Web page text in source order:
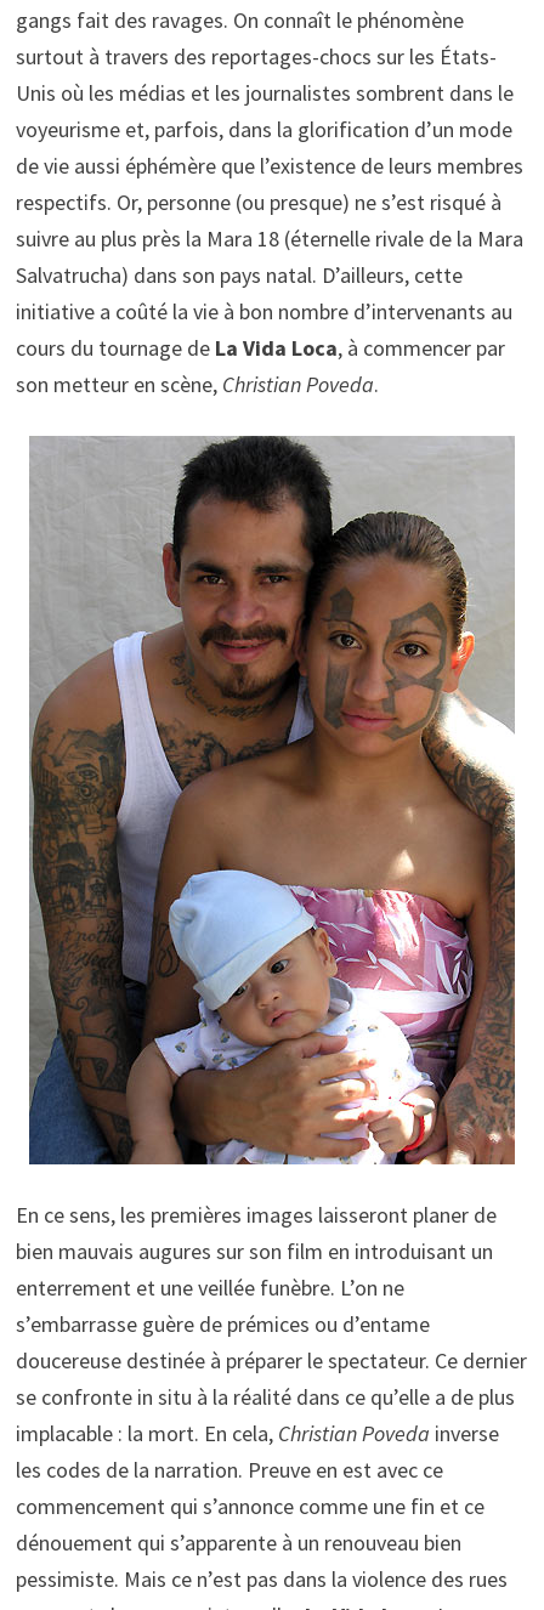
gangs fait des ravages. On connaît le phénomène
surtout à travers des reportages-chocs sur les États-
Unis où les médias et les journalistes sombrent dans le
voyeurisme et, parfois, dans la glorification d’un mode
de vie aussi éphémère que l’existence de leurs membres
respectifs. Or, personne (ou presque) ne s’est risqué à
suivre au plus près la Mara 18 (éternelle rivale de la Mara
Salvatrucha) dans son pays natal. D’ailleurs, cette
initiative a coûté la vie à bon nombre d’intervenants au
cours du tournage de La Vida Loca, à commencer par
son metteur en scène, Christian Poveda.
En ce sens, les premières images laisseront planer de
bien mauvais augures sur son film en introduisant un
enterrement et une veillée funèbre. L’on ne
s’embarrasse guère de prémices ou d’entame
doucereuse destinée à préparer le spectateur. Ce dernier
se confronte in situ à la réalité dans ce qu’elle a de plus
implacable : la mort. En cela, Christian Poveda inverse
les codes de la narration. Preuve en est avec ce
commencement qui s’annonce comme une fin et ce
dénouement qui s’apparente à un renouveau bien
pessimiste. Mais ce n’est pas dans la violence des rues